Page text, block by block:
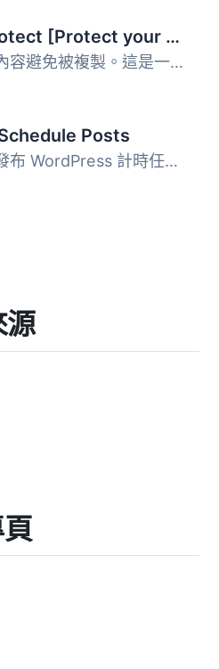
WP-CopyProtect [Protect your blog posts]
保護您的博客內容避免被複製。這是一個簡單的外掛，專門用來...
Posts
這個外掛可以發布 WordPress 計時任務漏掉的所有未來/預定文...
源